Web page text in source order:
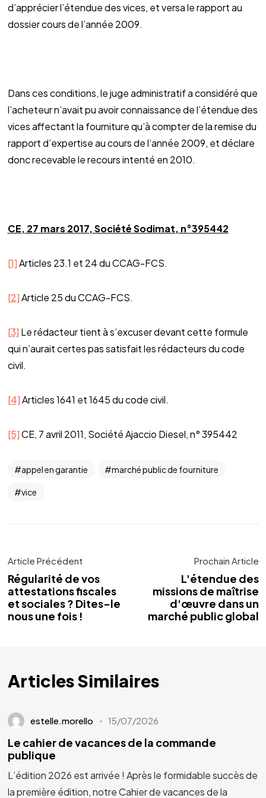
d’apprécier l’étendue des vices, et versa le rapport au
dossier cours de l’année 2009.
Dans ces conditions, le juge administratif a considéré que
l’acheteur n’avait pu avoir connaissance de l’étendue des
vices affectant la fourniture qu’à compter de la remise du
rapport d’expertise au cours de l’année 2009, et déclare
donc recevable le recours intenté en 2010.
CE, 27 mars 2017, Société Sodimat, n°395442
[1]Articles 23.1 et 24 du CCAG-FCS.
[2]Article 25 du CCAG-FCS.
[3] Le rédacteur tient à s’excuser devant cette formule
qui n’aurait certes pas satisfait les rédacteurs du code
civil.
[4]Articles 1641 et 1645 du code civil.
[5]CE, 7 avril 2011, Société Ajaccio Diesel, n° 395442
appel en garantie marché public de fourniture
vice
Article Précédent
Régularité de vos
attestations fiscales
et sociales ? Dites-le
nous une fois !
Prochain Article
L'étendue des
missions de maîtrise
d'œuvre dans un
marché public global
Articles Similaires
estelle.morello 15/07/2026
Le cahier de vacances de la commande
publique
L’édition 2026 est arrivée ! Après le formidable succès de
la première édition, notre Cahier de vacances de la